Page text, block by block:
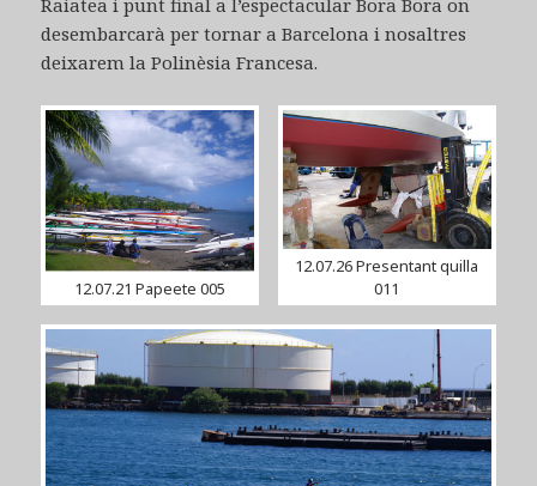
Raiatea i punt final a l’espectacular Bora Bora on
desembarcarà per tornar a Barcelona i nosaltres
deixarem la Polinèsia Francesa.
12.07.21 Papeete 005
12.07.26 Presentant quilla
011